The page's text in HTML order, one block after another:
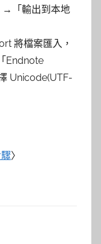
→「輸出到本地
將檔案匯入，
Endnote
Unicode(UTF-
〉